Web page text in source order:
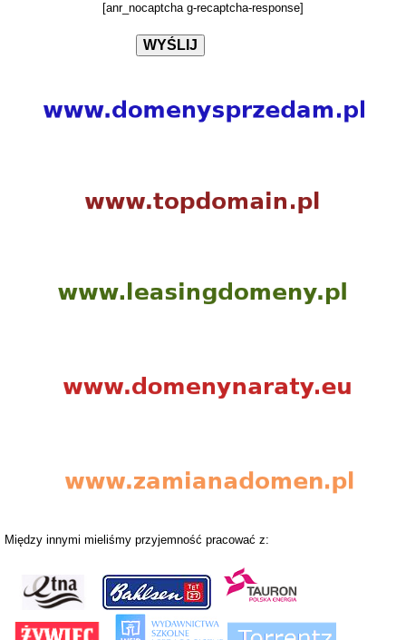
[anr_nocaptcha g-recaptcha-response]
Między innymi mieliśmy przyjemność pracować z: